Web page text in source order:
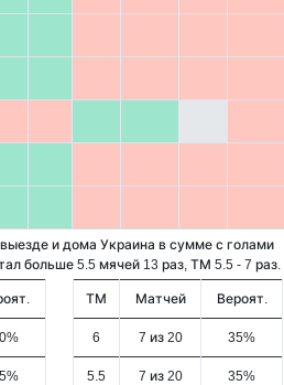
и дома Украина в сумме с голами
больше 5.5 мячей 13 раз, ТМ 5.5 - 7 раз.
ТМ Матчей Вероят.
6 7 из 20 35%
5.5 7 из 20 35%